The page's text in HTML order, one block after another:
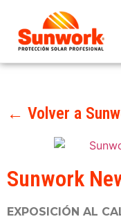
← Volver a
Sunwork
EXPOSICIÓN AL